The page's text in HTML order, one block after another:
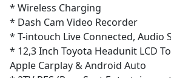
* Wireless Charging
* Dash Cam Video Recorder
* T-intouch Live Connected, Audio
* 12,3 Inch Toyota Headunit LCD
Apple Carplay & Android Auto